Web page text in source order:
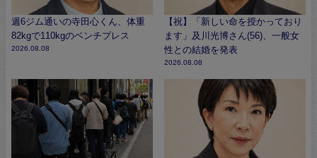
週6ジム通いの寺田心くん、体重
82kgで110kgのベンチプレス
2026.08.08
【祝】「新しい命を授かっており
ます」及川光博さん(56)、一般女
性との結婚を発表
2026.08.08